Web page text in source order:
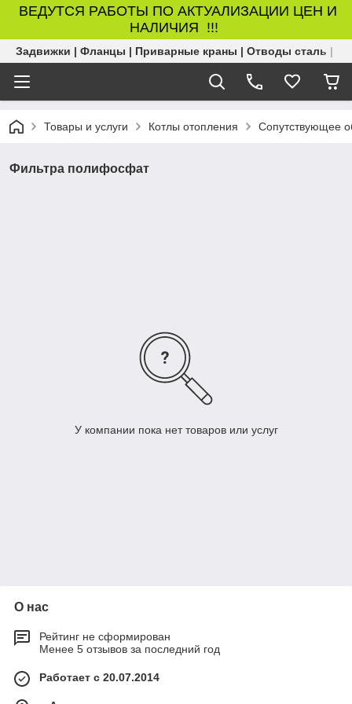
ВЕДУТСЯ РАБОТЫ ПО АКТУАЛИЗАЦИИ ЦЕН И
НАЛИЧИЯ !!!
Задвижки | Фланцы | Приварные краны | Отводы сталь |
Товары и услуги Котлы отопления Сопутствующее
Фильтра полифосфат
У компании пока нет товаров или услуг
О нас
Рейтинг не сформирован
Менее 5 отзывов за последний год
Работает с 20.07.2014